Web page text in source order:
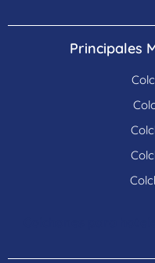
Principales